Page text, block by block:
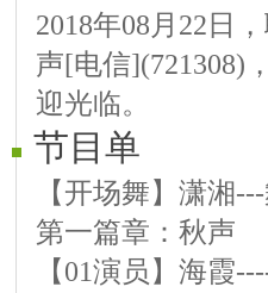
2018年08月22日
声[电信](721308)
迎光临。
节目单
【开场舞】潇湘
第一篇章：秋声
【01演员】海霞